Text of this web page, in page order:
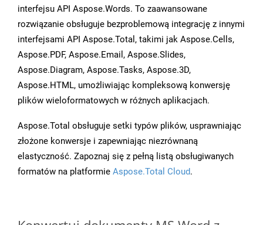
interfejsu API Aspose.Words. To zaawansowane
rozwiązanie obsługuje bezproblemową integrację z innymi
interfejsami API Aspose.Total, takimi jak Aspose.Cells,
Aspose.PDF, Aspose.Email, Aspose.Slides,
Aspose.Diagram, Aspose.Tasks, Aspose.3D,
Aspose.HTML, umożliwiając kompleksową konwersję
plików wieloformatowych w różnych aplikacjach.
Aspose.Total obsługuje setki typów plików, usprawniając
złożone konwersje i zapewniając niezrównaną
elastyczność. Zapoznaj się z pełną listą obsługiwanych
formatów na platformie Aspose.Total Cloud.